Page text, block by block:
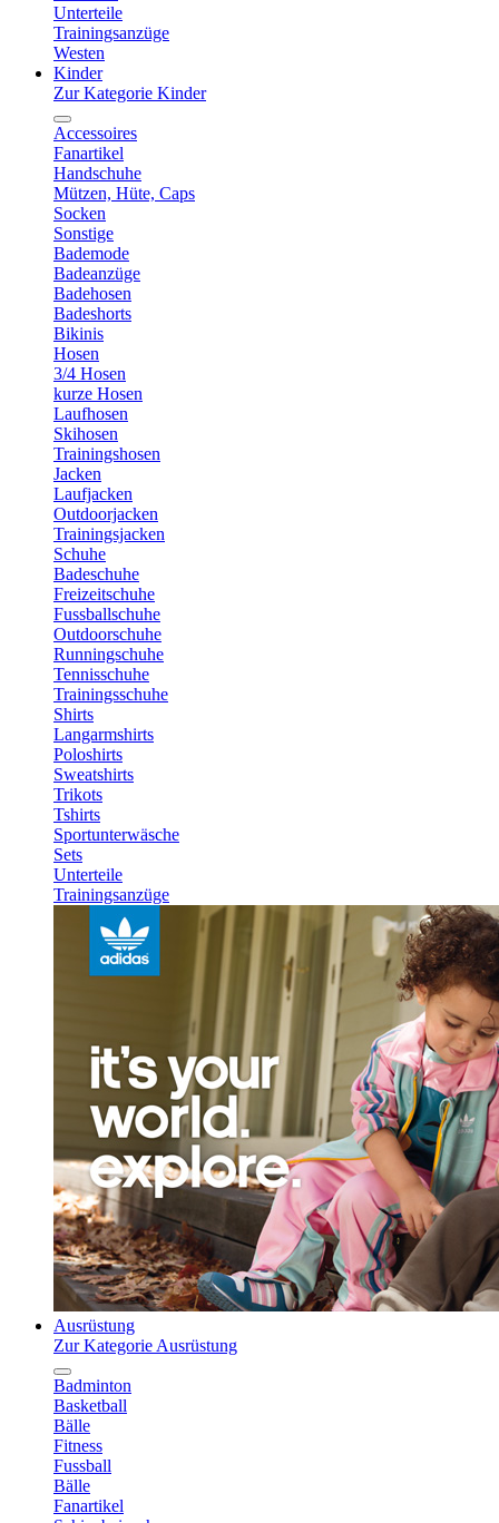
Unterteile
Trainingsanzüge
Westen
Kinder
Zur Kategorie Kinder
Accessoires
Fanartikel
Handschuhe
Mützen, Hüte, Caps
Socken
Sonstige
Bademode
Badeanzüge
Badehosen
Badeshorts
Bikinis
Hosen
3/4 Hosen
kurze Hosen
Laufhosen
Skihosen
Trainingshosen
Jacken
Laufjacken
Outdoorjacken
Trainingsjacken
Schuhe
Badeschuhe
Freizeitschuhe
Fussballschuhe
Outdoorschuhe
Runningschuhe
Tennisschuhe
Trainingsschuhe
Shirts
Langarmshirts
Poloshirts
Sweatshirts
Trikots
Tshirts
Sportunterwäsche
Sets
Unterteile
Trainingsanzüge
Ausrüstung
Zur Kategorie Ausrüstung
Badminton
Basketball
Bälle
Fitness
Fussball
Bälle
Fanartikel